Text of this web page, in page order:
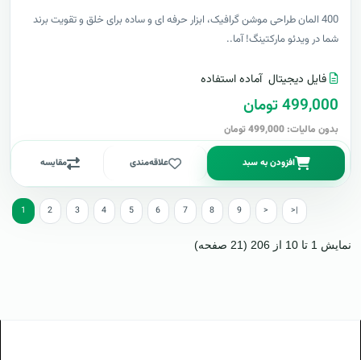
400 المان طراحی موشن گرافیک، ابزار حرفه ای و ساده برای خلق و تقویت برند
شما در ویدئو مارکتینگ! آما..
فایل دیجیتال آماده استفاده
499,000 تومان
بدون مالیات: 499,000 تومان
افزودن به سبد علاقه‌مندی مقایسه
1 2 3 4 5 6 7 8 9 > >|
نمایش 1 تا 10 از 206 (21 صفحه)